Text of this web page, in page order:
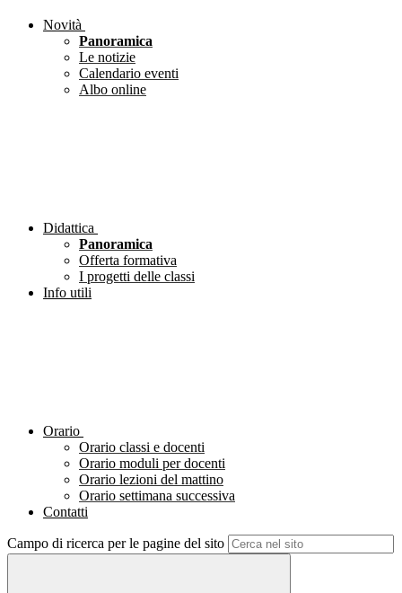
Novità
Panoramica
Le notizie
Calendario eventi
Albo online
Didattica
Panoramica
Offerta formativa
I progetti delle classi
Info utili
Orario
Orario classi e docenti
Orario moduli per docenti
Orario lezioni del mattino
Orario settimana successiva
Contatti
Campo di ricerca per le pagine del sito